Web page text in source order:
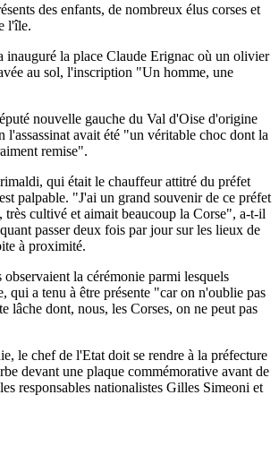
des enfants, de nombreux élus corses et
l'île.
inauguré la place Claude Erignac où un olivier
au sol, l'inscription "Un homme, une
nouvelle gauche du Val d'Oise d'origine
l'assassinat avait été "un véritable choc dont la
remise".
qui était le chauffeur attitré du préfet
palpable. "J'ai un grand souvenir de ce préfet
très cultivé et aimait beaucoup la Corse", a-t-il
passer deux fois par jour sur les lieux de
à proximité.
observaient la cérémonie parmi lesquels
qui a tenu à être présente "car on n'oublie pas
lâche dont, nous, les Corses, on ne peut pas
le chef de l'Etat doit se rendre à la préfecture
devant une plaque commémorative avant de
responsables nationalistes Gilles Simeoni et